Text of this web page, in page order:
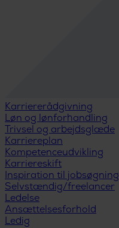
Karriererådgivning
Løn og lønforhandling
Trivsel og arbejdsglæde
Karriereplan
Kompetenceudvikling
Karriereskift
Inspiration til jobsøgning
Selvstændig/freelancer
Ledelse
Ansættelsesforhold
Ledig